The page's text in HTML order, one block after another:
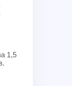
1,5